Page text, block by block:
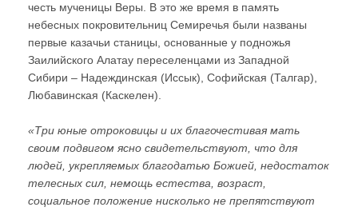
честь мученицы Веры. В это же время в память
небесных покровительниц Семиречья были названы
первые казачьи станицы, основанные у подножья
Заилийского Алатау переселенцами из Западной
Сибири – Надеждинская (Иссык), Софийская (Талгар),
Любавинская (Каскелен).
«Три юные отроковицы и их благочестивая мать
своим подвигом ясно свидетельствуют, что для
людей, укрепляемых благодатью Божией, недостаток
телесных сил, немощь естества, возраст,
социальное положение нисколько не препятствуют